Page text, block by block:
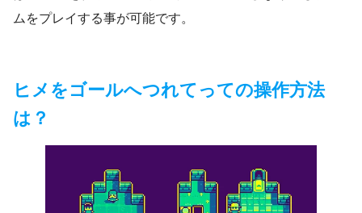
ムをプレイする事が可能です。
ヒメをゴールへつれてっての操作方法
は？